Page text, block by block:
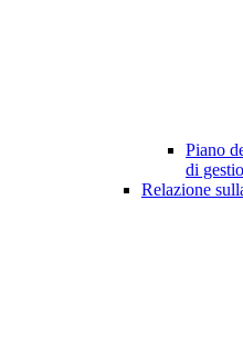
Piano
di
Relazione